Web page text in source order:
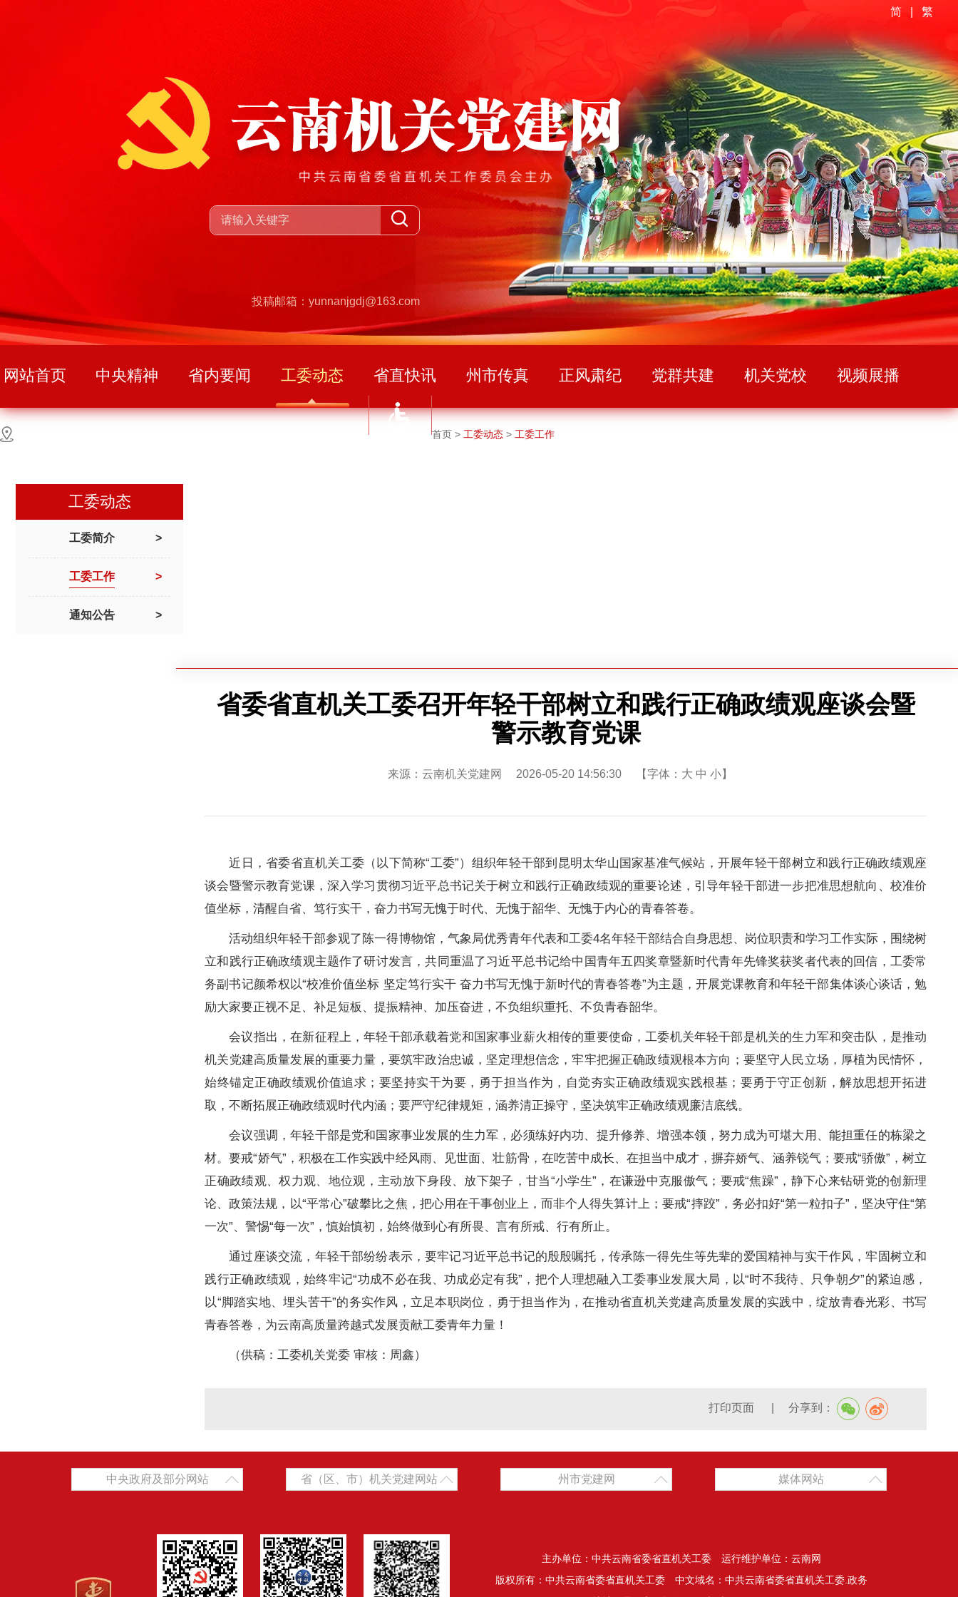
简 繁
投稿邮箱：yunnanjgdj@163.com
网站首页 中央精神 省内要闻 工委动态 省直快讯 州市传真 正风肃纪 党群共建 机关党校 视频展播
首页 > 工委动态> 工委工作
工委动态
工委简介 >
工委工作 >
通知公告 >
省委省直机关工委召开年轻干部树立和践行正确政绩观座谈会暨
警示教育党课
来源：云南机关党建网 2026-05-20 14:56:30 【字体： 大 中 小】
近日，省委省直机关工委（以下简称“工委”）组织年轻干部到昆明太华山国家基准气候站，开展年轻干部树立和践行正确政绩观座
谈会暨警示教育党课，深入学习贯彻习近平总书记关于树立和践行正确政绩观的重要论述，引导年轻干部进一步把准思想航向、校准价
值坐标，清醒自省、笃行实干，奋力书写无愧于时代、无愧于韶华、无愧于内心的青春答卷。
活动组织年轻干部参观了陈一得博物馆，气象局优秀青年代表和工委4名年轻干部结合自身思想、岗位职责和学习工作实际，围绕树
立和践行正确政绩观主题作了研讨发言，共同重温了习近平总书记给中国青年五四奖章暨新时代青年先锋奖获奖者代表的回信，工委常
务副书记颜希权以“校准价值坐标 坚定笃行实干 奋力书写无愧于新时代的青春答卷”为主题，开展党课教育和年轻干部集体谈心谈话，勉
励大家要正视不足、补足短板、提振精神、加压奋进，不负组织重托、不负青春韶华。
会议指出，在新征程上，年轻干部承载着党和国家事业薪火相传的重要使命，工委机关年轻干部是机关的生力军和突击队，是推动
机关党建高质量发展的重要力量，要筑牢政治忠诚，坚定理想信念，牢牢把握正确政绩观根本方向；要坚守人民立场，厚植为民情怀，
始终锚定正确政绩观价值追求；要坚持实干为要，勇于担当作为，自觉夯实正确政绩观实践根基；要勇于守正创新，解放思想开拓进
取，不断拓展正确政绩观时代内涵；要严守纪律规矩，涵养清正操守，坚决筑牢正确政绩观廉洁底线。
会议强调，年轻干部是党和国家事业发展的生力军，必须练好内功、提升修养、增强本领，努力成为可堪大用、能担重任的栋梁之
材。要戒“娇气”，积极在工作实践中经风雨、见世面、壮筋骨，在吃苦中成长、在担当中成才，摒弃娇气、涵养锐气；要戒“骄傲”，树立
正确政绩观、权力观、地位观，主动放下身段、放下架子，甘当“小学生”，在谦逊中克服傲气；要戒“焦躁”，静下心来钻研党的创新理
论、政策法规，以“平常心”破攀比之焦，把心用在干事创业上，而非个人得失算计上；要戒“摔跤”，务必扣好“第一粒扣子”，坚决守住“第
一次”、警惕“每一次”，慎始慎初，始终做到心有所畏、言有所戒、行有所止。
通过座谈交流，年轻干部纷纷表示，要牢记习近平总书记的殷殷嘱托，传承陈一得先生等先辈的爱国精神与实干作风，牢固树立和
践行正确政绩观，始终牢记“功成不必在我、功成必定有我”，把个人理想融入工委事业发展大局，以“时不我待、只争朝夕”的紧迫感，
以“脚踏实地、埋头苦干”的务实作风，立足本职岗位，勇于担当作为，在推动省直机关党建高质量发展的实践中，绽放青春光彩、书写
青春答卷，为云南高质量跨越式发展贡献工委青年力量！
（供稿：工委机关党委 审核：周鑫）
打印页面 分享到：
中央政府及部分网站 省（区、市）机关党建网站 州市党建网 媒体网站
主办单位：中共云南省委省直机关工委 运行维护单位：云南网
版权所有：中共云南省委省直机关工委 中文域名：中共云南省委省直机关工委.政务